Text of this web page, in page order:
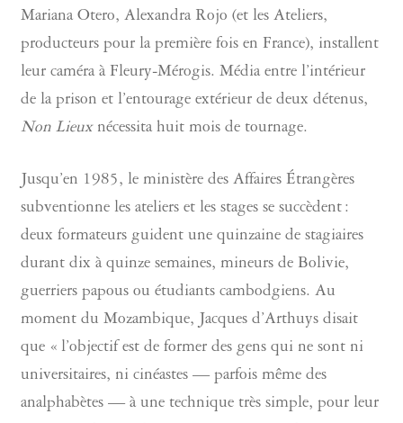
Mariana Otero, Alexandra Rojo (et les Ateliers,
producteurs pour la première fois en France), installent
leur caméra à Fleury-Mérogis. Média entre l’intérieur
de la prison et l’entourage extérieur de deux détenus,
Non Lieuxnécessita huit mois de tournage.
Jusqu’en 1985, le ministère des Affaires Étrangères
subventionne les ateliers et les stages se succèdent :
deux formateurs guident une quinzaine de stagiaires
durant dix à quinze semaines, mineurs de Bolivie,
guerriers papous ou étudiants cambodgiens. Au
moment du Mozambique, Jacques d’Arthuys disait
que « l’objectif est de former des gens qui ne sont ni
universitaires, ni cinéastes — parfois même des
analphabètes — à une technique très simple, pour leur